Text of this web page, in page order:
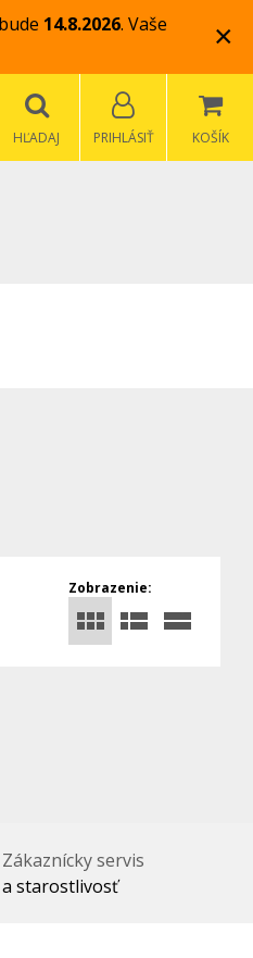
14.8.2026. Vaše
×
KOŠÍK
PRIHLÁSIŤ
HĽADAJ
Zobrazenie:
Zákaznícky servis
a starostlivosť